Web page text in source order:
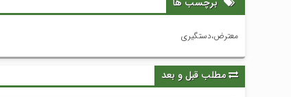
معترض،دستگیری
مطلب قبل و بعد